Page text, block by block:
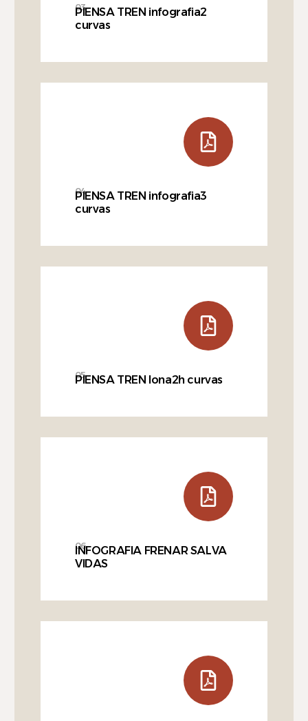
03
PIENSA TREN infografia2
curvas
04
PIENSA TREN infografia3
curvas
05
PIENSA TREN lona2h curvas
06
INFOGRAFIA FRENAR SALVA
VIDAS